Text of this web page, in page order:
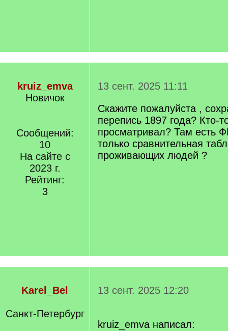
kruiz_emva
Новичок
Сообщений:
10
На сайте с
2023 г.
Рейтинг:
3
13 сент. 2025 11:11
Скажите пожалуйста ,
перепись 1897 года? Кто-
просматривал? Там есть
только сравнительная
проживающих людей ?
Karel_Bel
Санкт-Петербург
13 сент. 2025 12:20
kruiz_emva написал: